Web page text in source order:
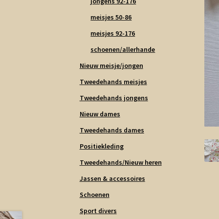
meisjes 50-86
meisjes 92-176
schoenen/allerhande
Nieuw meisje/jongen
Tweedehands meisjes
Tweedehands jongens
Nieuw dames
Tweedehands dames
Positiekleding
Tweedehands/Nieuw heren
Jassen & accessoires
Schoenen
Sport divers